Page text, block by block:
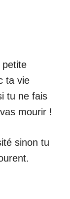
petite
ta vie
tu ne fais
mourir !
sinon tu